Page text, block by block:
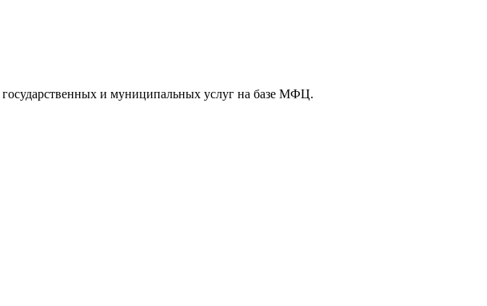
и муниципальных услуг на базе МФЦ.